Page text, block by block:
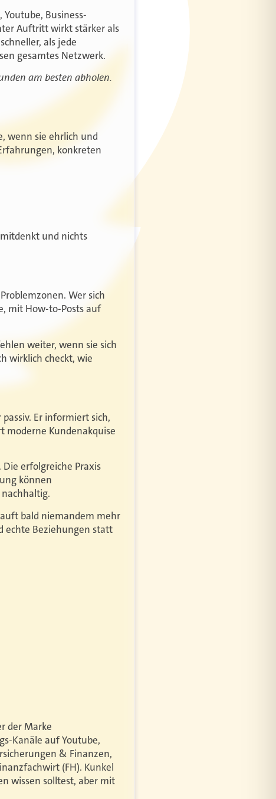
Business-
Auftritt wirkt stärker als
als jede
gesamtes Netzwerk.
am besten abholen.
wenn sie ehrlich und
konkreten
und nichts
Wer sich
mit How-to-Posts auf
weiter, wenn sie sich
wirklich checkt, wie
Er informiert sich,
moderne Kundenakquise
erfolgreiche Praxis
können
bald niemandem mehr
echte Beziehungen statt
der Marke
Kanäle auf Youtube,
& Finanzen,
(FH). Kunkel
wissen solltest, aber mit